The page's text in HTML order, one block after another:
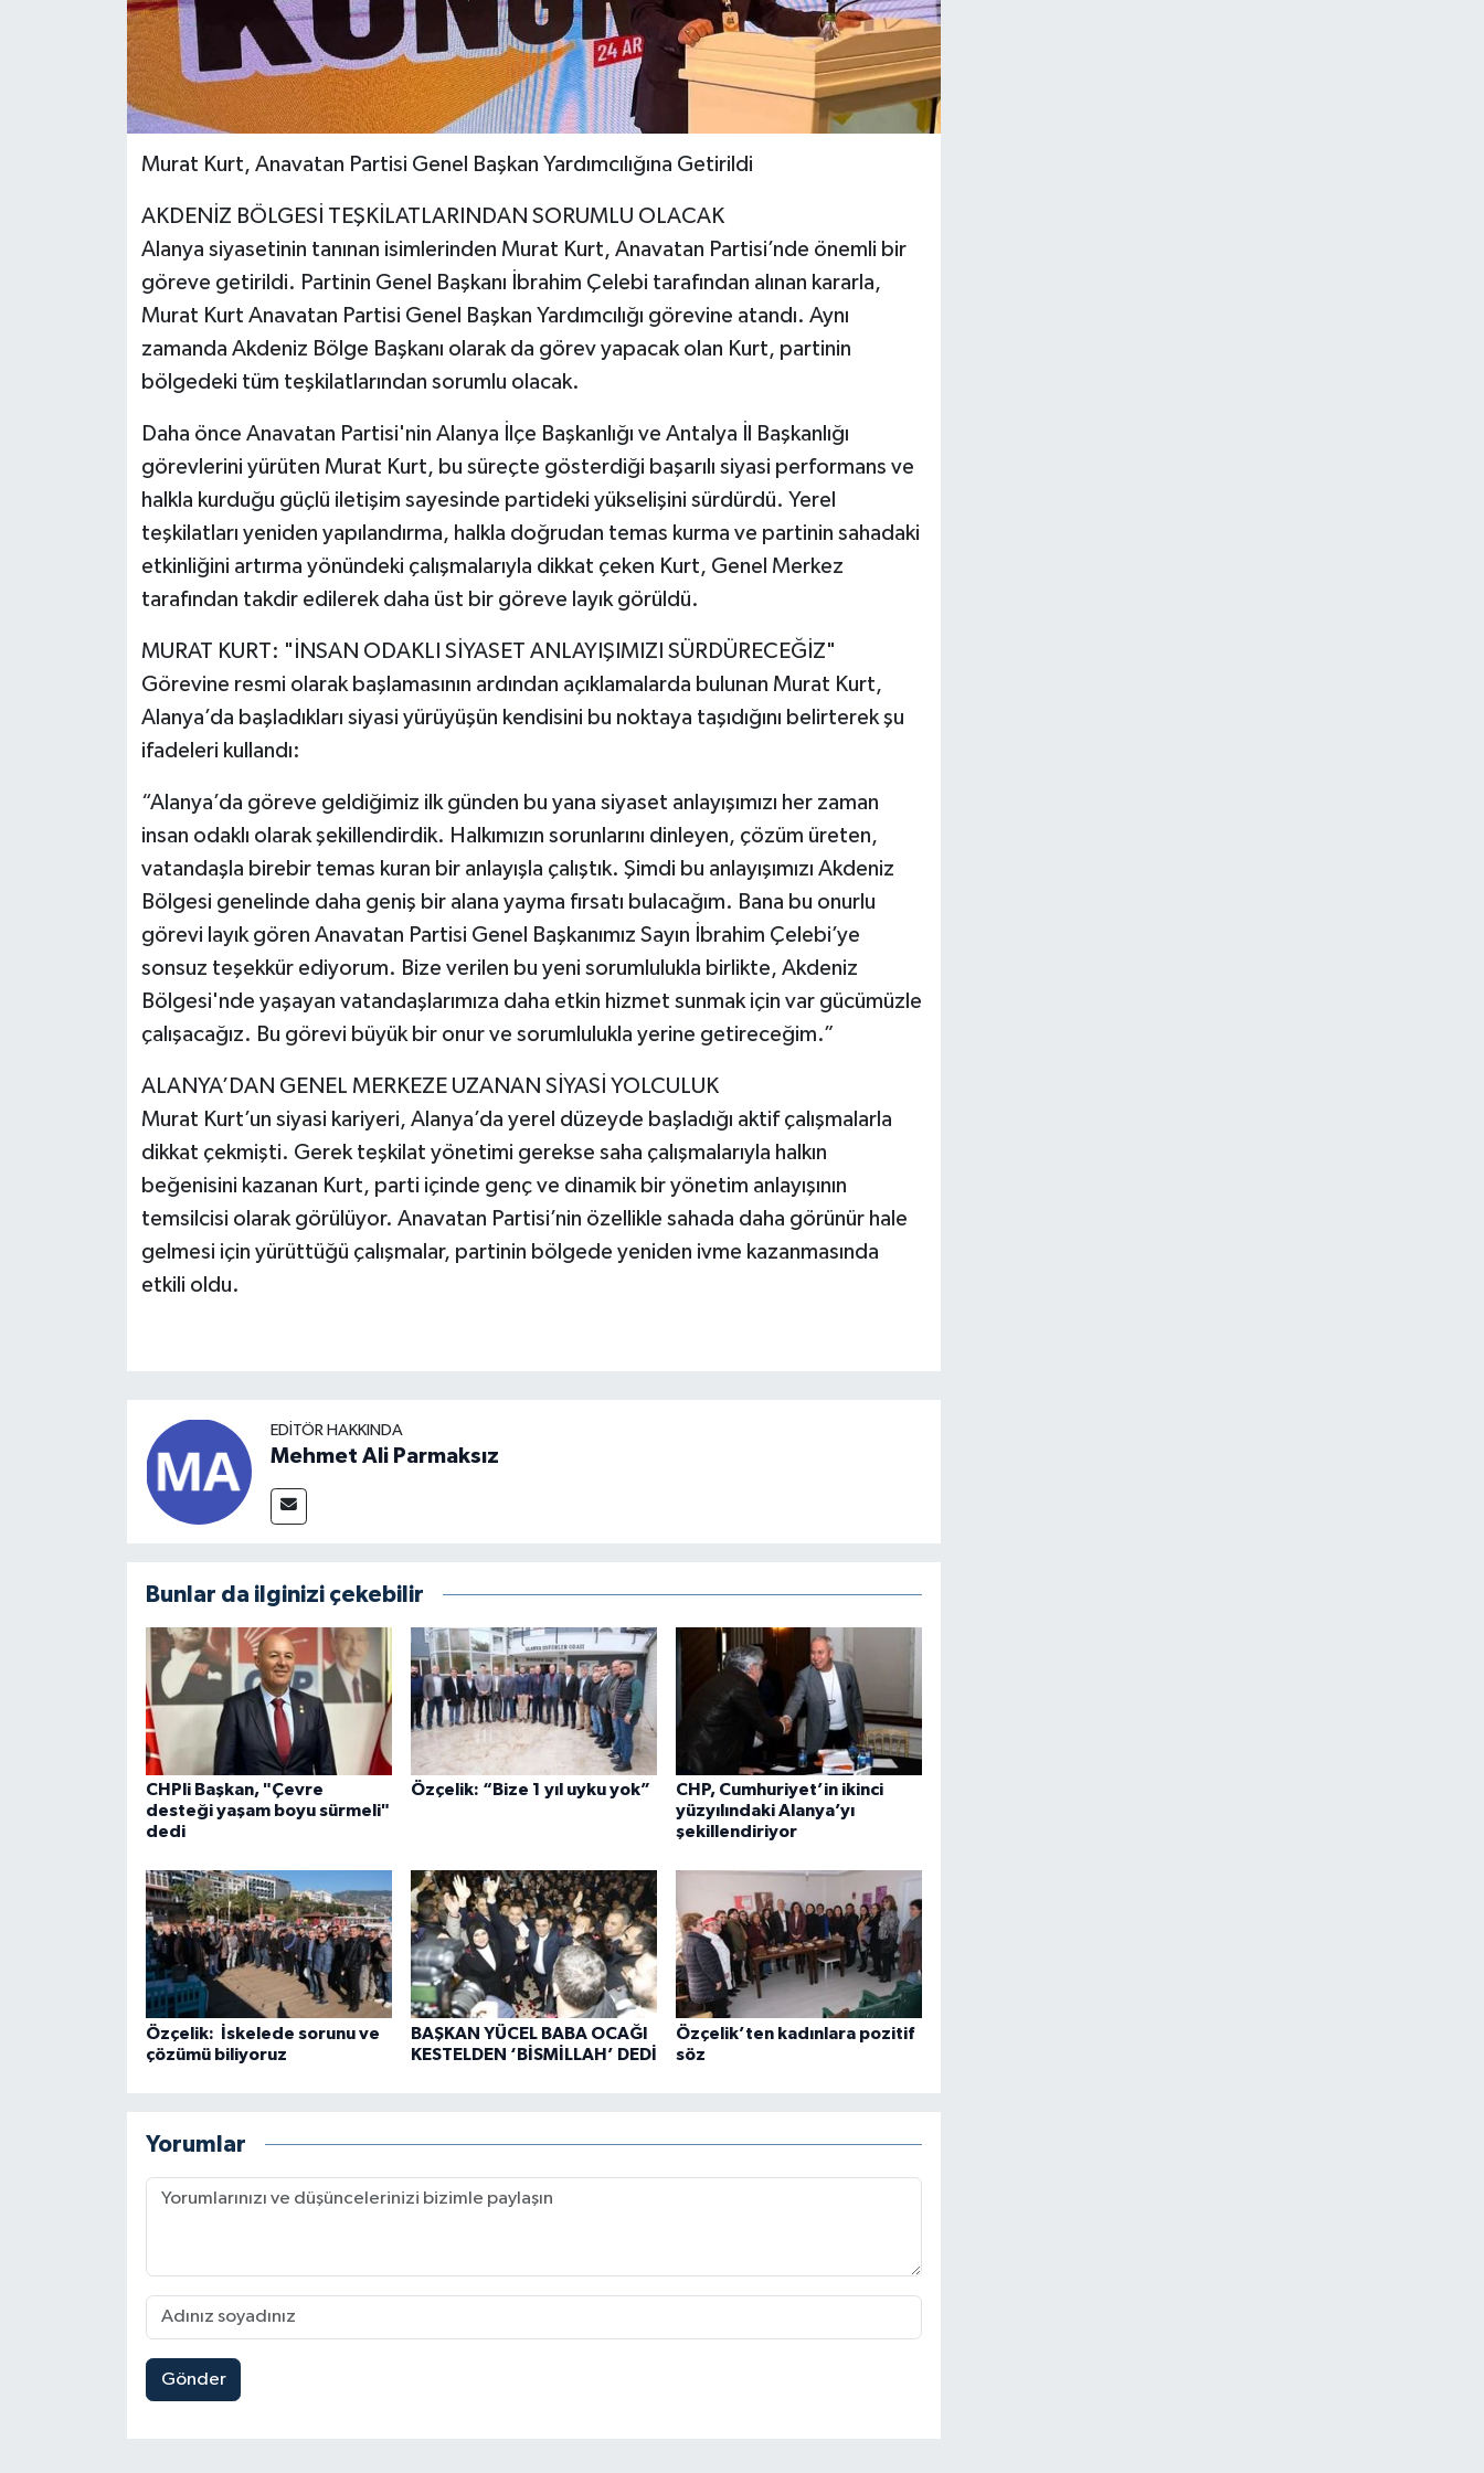
Murat Kurt, Anavatan Partisi Genel Başkan Yardımcılığına Getirildi
AKDENİZ BÖLGESİ TEŞKİLATLARINDAN SORUMLU OLACAK
Alanya siyasetinin tanınan isimlerinden Murat Kurt, Anavatan Partisi’nde önemli bir
göreve getirildi. Partinin Genel Başkanı İbrahim Çelebi tarafından alınan kararla,
Murat Kurt Anavatan Partisi Genel Başkan Yardımcılığı görevine atandı. Aynı
zamanda Akdeniz Bölge Başkanı olarak da görev yapacak olan Kurt, partinin
bölgedeki tüm teşkilatlarından sorumlu olacak.
Daha önce Anavatan Partisi'nin Alanya İlçe Başkanlığı ve Antalya İl Başkanlığı
görevlerini yürüten Murat Kurt, bu süreçte gösterdiği başarılı siyasi performans ve
halkla kurduğu güçlü iletişim sayesinde partideki yükselişini sürdürdü. Yerel
teşkilatları yeniden yapılandırma, halkla doğrudan temas kurma ve partinin sahadaki
etkinliğini artırma yönündeki çalışmalarıyla dikkat çeken Kurt, Genel Merkez
tarafından takdir edilerek daha üst bir göreve layık görüldü.
MURAT KURT: "İNSAN ODAKLI SİYASET ANLAYIŞIMIZI SÜRDÜRECEĞİZ"
Görevine resmi olarak başlamasının ardından açıklamalarda bulunan Murat Kurt,
Alanya’da başladıkları siyasi yürüyüşün kendisini bu noktaya taşıdığını belirterek şu
ifadeleri kullandı:
“Alanya’da göreve geldiğimiz ilk günden bu yana siyaset anlayışımızı her zaman
insan odaklı olarak şekillendirdik. Halkımızın sorunlarını dinleyen, çözüm üreten,
vatandaşla birebir temas kuran bir anlayışla çalıştık. Şimdi bu anlayışımızı Akdeniz
Bölgesi genelinde daha geniş bir alana yayma fırsatı bulacağım. Bana bu onurlu
görevi layık gören Anavatan Partisi Genel Başkanımız Sayın İbrahim Çelebi’ye
sonsuz teşekkür ediyorum. Bize verilen bu yeni sorumlulukla birlikte, Akdeniz
Bölgesi'nde yaşayan vatandaşlarımıza daha etkin hizmet sunmak için var gücümüzle
çalışacağız. Bu görevi büyük bir onur ve sorumlulukla yerine getireceğim.”
ALANYA’DAN GENEL MERKEZE UZANAN SİYASİ YOLCULUK
Murat Kurt’un siyasi kariyeri, Alanya’da yerel düzeyde başladığı aktif çalışmalarla
dikkat çekmişti. Gerek teşkilat yönetimi gerekse saha çalışmalarıyla halkın
beğenisini kazanan Kurt, parti içinde genç ve dinamik bir yönetim anlayışının
temsilcisi olarak görülüyor. Anavatan Partisi’nin özellikle sahada daha görünür hale
gelmesi için yürüttüğü çalışmalar, partinin bölgede yeniden ivme kazanmasında
etkili oldu.
EDITÖR HAKKINDA
Mehmet Ali Parmaksız
Bunlar da ilginizi çekebilir
CHPli Başkan, "Çevre
desteği yaşam boyu sürmeli"
dedi
Özçelik: “Bize 1 yıl uyku yok”
CHP, Cumhuriyet’in ikinci
yüzyılındaki Alanya’yı
şekillendiriyor
Özçelik: İskelede sorunu ve
çözümü biliyoruz
BAŞKAN YÜCEL BABA OCAĞI
KESTELDEN ‘BİSMİLLAH’ DEDİ
Özçelik’ten kadınlara pozitif
söz
Yorumlar
Gönder